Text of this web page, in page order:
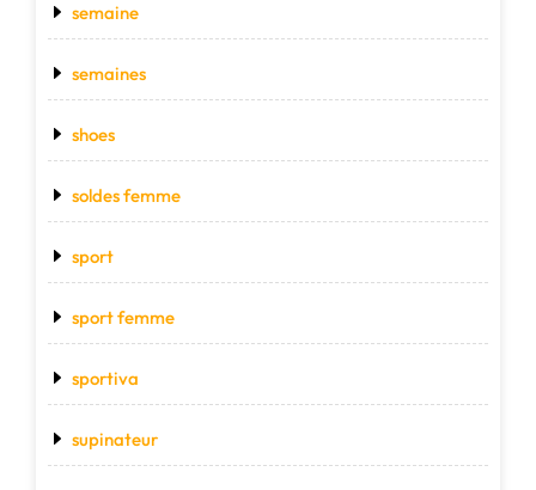
semaine
semaines
shoes
soldes femme
sport
sport femme
sportiva
supinateur